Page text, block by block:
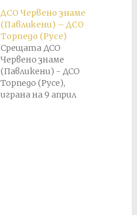
ДСО Червено знаме
(Павликени) – ДСО
Торпедо (Русе)
Срещата ДСО
Червено знаме
(Павликени) - ДСО
Торпедо (Русе),
играна на 9 април